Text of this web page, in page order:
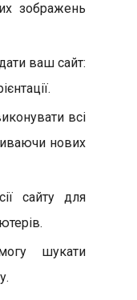
зображень
ваш сайт:
всі
нових
сайту для
шукати